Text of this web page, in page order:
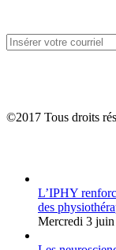
©2017 Tous droits
L’IPHY
des
Mercredi 3